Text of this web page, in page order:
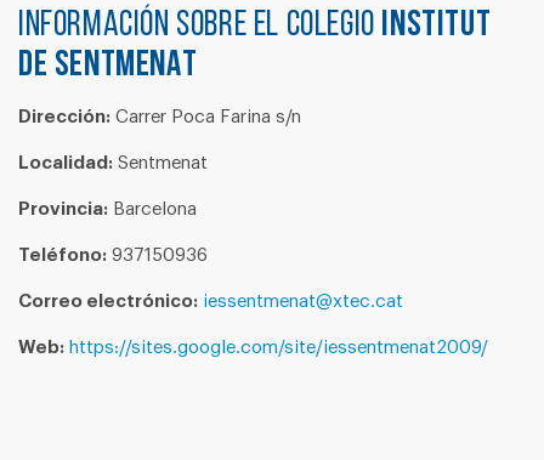
Información sobre el colegio INSTITUT
DE SENTMENAT
Dirección: Carrer Poca Farina s/n
Localidad: Sentmenat
Provincia: Barcelona
Teléfono: 937150936
Correo electrónico: iessentmenat@xtec.cat
Web: https://sites.google.com/site/iessentmenat2009/